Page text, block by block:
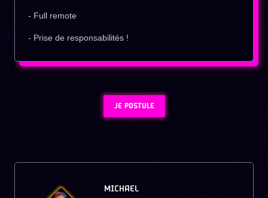
- Full remote
- Prise de responsabilités !
JE POSTULE
MICHAEL